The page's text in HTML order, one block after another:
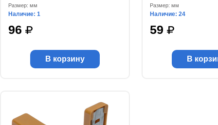
Размер: мм
Наличие: 1
96
В корзину
Размер: мм
Наличие: 24
59
В